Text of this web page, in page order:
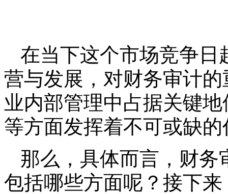
在当下这个市场竞争日
营与发展，对财务审计
业内部管理中占据关键
等方面发挥着不可或缺的
那么，具体而言，财务
包括哪些方面呢？接下